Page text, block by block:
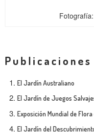
El Jardín Australiano
El Jardín de Juegos
Exposición Mundial de Flora
El Jardín del